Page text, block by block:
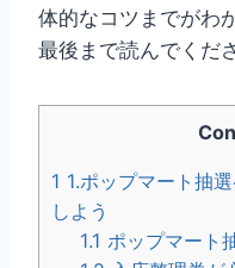
体的なコツまでがわ
最後まで読んでくだ
1 1.ポップマート抽
しよう
1.1 ポップマート